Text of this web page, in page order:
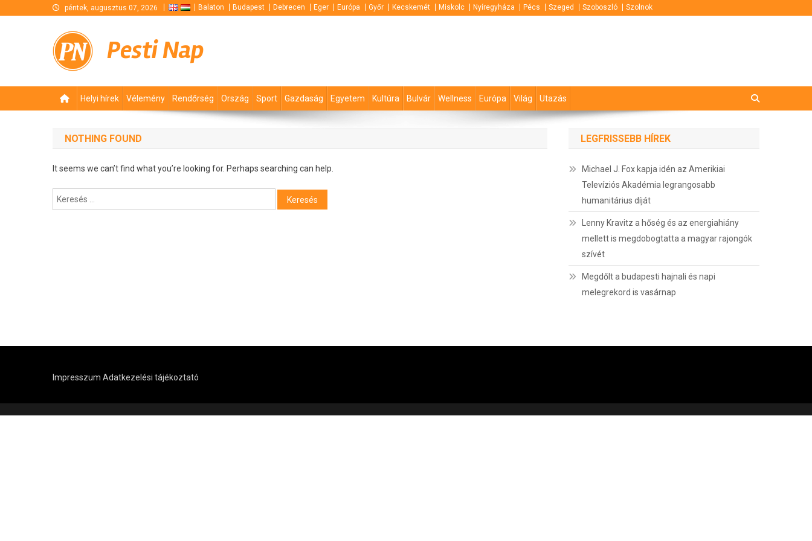
péntek, augusztus 07, 2026 Balaton Budapest Debrecen Eger Európa Győr Kecskemét Miskolc Nyíregyháza Pécs Szeged Szoboszló Szolnok
Pesti Nap
Helyi hírek Vélemény Rendőrség Ország Sport Gazdaság Egyetem Kultúra Bulvár Wellness Európa Világ Utazás
NOTHING FOUND
It seems we can’t find what you’re looking for. Perhaps searching can help.
Keresés:
LEGFRISSEBB HÍREK
Michael J. Fox kapja idén az Amerikiai
Televíziós Akadémia legrangosabb
humanitárius díját
Lenny Kravitz a hőség és az energiahiány
mellett is megdobogtatta a magyar rajongók
szívét
Megdőlt a budapesti hajnali és napi
melegrekord is vasárnap
Impresszum Adatkezelési tájékoztató